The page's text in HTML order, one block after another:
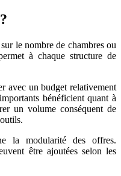
le nombre de chambres ou
à chaque structure de
avec un budget relativement
bénéficient quant à
un volume conséquent de
la modularité des offres.
être ajoutées selon les